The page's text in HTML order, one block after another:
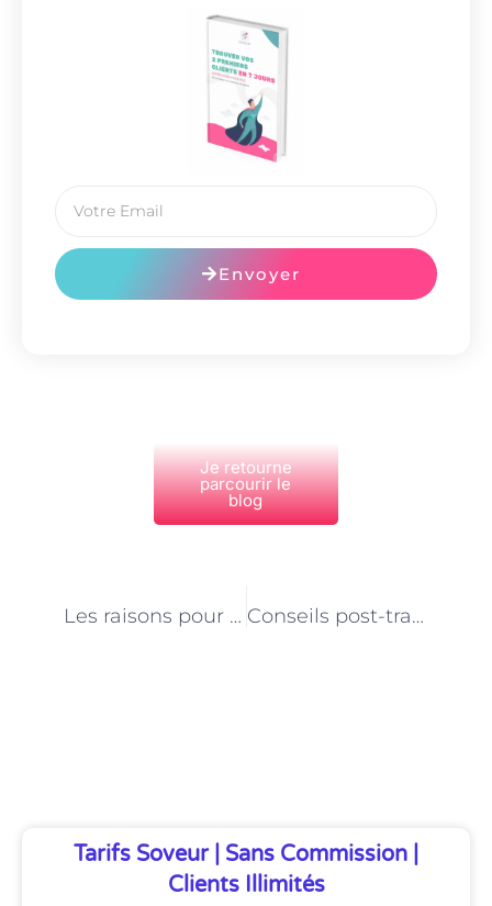
Envoyer
Je retourne
parcourir le
blog
Les raisons pour lesquelles l’épilation au laser est plus efficace à Paris Conseils post-traitement pour l’épilation au laser à Paris
Tarifs Soveur | Sans Commission |
Clients Illimités